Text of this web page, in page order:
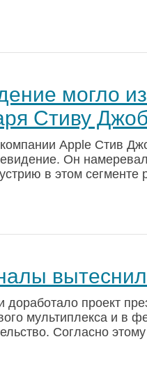
могло
Стиву
Apple Стив
Он
в этом сегменте
доработало проект
мультиплекса и в
Согласно